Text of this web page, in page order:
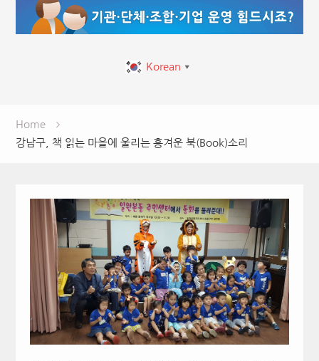
Korean ▼
Home
강남구, 책 읽는 마을에 울리는 흥겨운 북(Book)소리